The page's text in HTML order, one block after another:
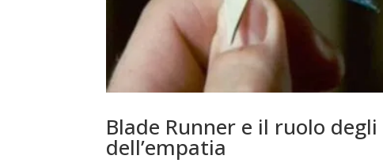
Blade Runner e il ruolo
dell’empatia